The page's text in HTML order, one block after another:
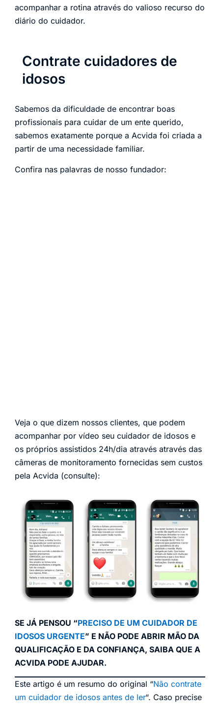
acompanhar a rotina através do valioso recurso do
diário do cuidador.
Contrate cuidadores de
idosos
Sabemos da dificuldade de encontrar boas
profissionais para cuidar de um ente querido,
sabemos exatamente porque a Acvida foi criada a
partir de uma necessidade familiar.
Confira nas palavras de nosso fundador:
Veja o que dizem nossos clientes, que podem
acompanhar por vídeo seu cuidador de idosos e
os próprios assistidos 24h/dia através através das
câmeras de monitoramento fornecidas sem custos
pela Acvida (consulte):
SE JÁ PENSOU “PRECISO DE UM CUIDADOR DE
IDOSOS URGENTE” E NÃO PODE ABRIR MÃO DA
QUALIFICAÇÃO E DA CONFIANÇA, SAIBA QUE A
ACVIDA PODE AJUDAR.
Este artigo é um resumo do original “Não contrate
um cuidador de idosos antes de ler“. Caso precise